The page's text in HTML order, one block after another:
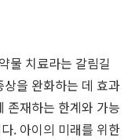
물 치료라는 갈림길
을 완화하는 데 효과
존재하는 한계와 가능
. 아이의 미래를 위한